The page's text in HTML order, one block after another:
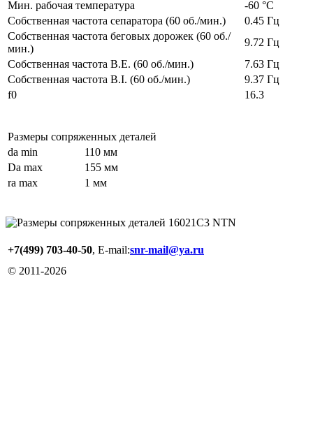
Мин. рабочая температура
-60 °C
Собственная частота сепаратора (60 об./мин.)
0.45 Гц
Собственная частота беговых дорожек (60 об./
мин.)
9.72 Гц
Собственная частота B.E. (60 об./мин.)
7.63 Гц
Собственная частота B.I. (60 об./мин.)
9.37 Гц
f0
16.3
Размеры сопряженных деталей
da min
110 мм
Da max
155 мм
ra max
1 мм
+7(499) 703-40-50, E-mail:snr-mail@ya.ru
© 2011-2026